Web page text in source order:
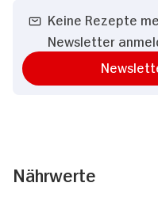
Keine Rezepte
Newsletter
Nährwerte